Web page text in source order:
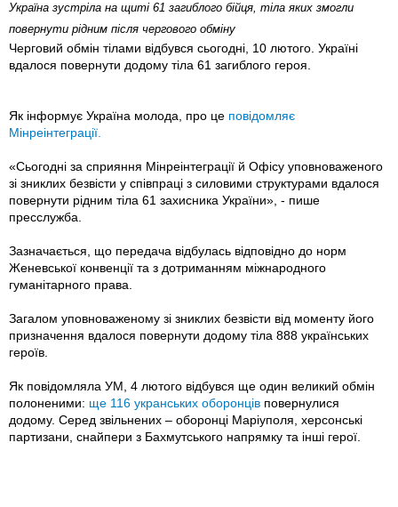
Україна зустріла на щиті 61 загиблого бійця, тіла яких змогли
повернути рідним після чергового обміну
Черговий обмін тілами відбувся сьогодні, 10 лютого. Україні
вдалося повернути додому тіла 61 загиблого героя.
Як інформує Україна молода, про це повідомляє
Мінреінтеграції.
«Сьогодні за сприяння Мінреінтеграції й Офісу уповноваженого
зі зниклих безвісти у співпраці з силовими структурами вдалося
повернути рідним тіла 61 захисника України», - пише
пресслужба.
Зазначається, що передача відбулась відповідно до норм
Женевської конвенції та з дотриманням міжнародного
гуманітарного права.
Загалом уповноваженому зі зниклих безвісти від моменту його
призначення вдалося повернути додому тіла 888 українських
героїв.
Як повідомляла УМ, 4 лютого відбувся ще один великий обмін
полоненими: ще 116 укранських оборонців повернулися
додому. Серед звільнених – оборонці Маріуполя, херсонські
партизани, снайпери з Бахмутського напрямку та інші герої.